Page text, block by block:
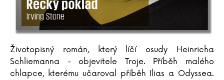
Životopisný román, který líčí osudy Heinricha
Schliemanna - objevitele Troje. Příběh malého
chlapce, kterému učaroval příběh Ilias a Odyssea.